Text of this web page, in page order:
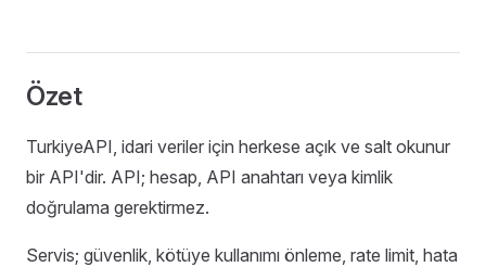
Özet
TurkiyeAPI, idari veriler için herkese açık ve salt okunur
bir API'dir. API; hesap, API anahtarı veya kimlik
doğrulama gerektirmez.
Servis; güvenlik, kötüye kullanımı önleme, rate limit, hata